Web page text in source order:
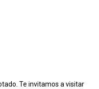
Te invitamos a visitar